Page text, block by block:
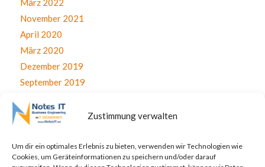
Zustimmung verwalten
Um dir ein optimales Erlebnis zu bieten, verwenden wir Technologien wie
Cookies, um Geräteinformationen zu speichern und/oder darauf
März 2022
November 2021
April 2020
März 2020
Dezember 2019
September 2019
Juli 2019
April 2019
November 2017